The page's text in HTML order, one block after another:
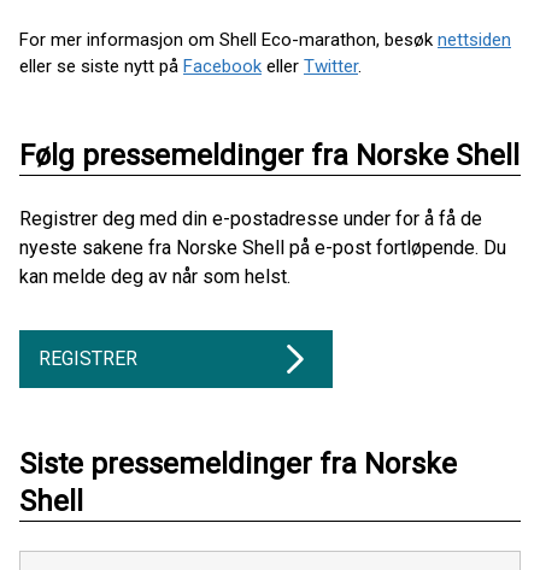
For mer informasjon om Shell Eco-marathon, besøk nettsiden
eller se siste nytt på Facebook eller Twitter.
Følg pressemeldinger fra Norske Shell
Registrer deg med din e-postadresse under for å få de
nyeste sakene fra Norske Shell på e-post fortløpende. Du
kan melde deg av når som helst.
REGISTRER
Siste pressemeldinger fra Norske
Shell